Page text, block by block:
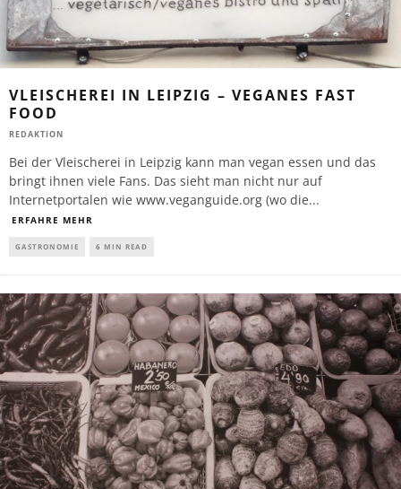
VLEISCHEREI IN LEIPZIG – VEGANES FAST
FOOD
REDAKTION
Bei der Vleischerei in Leipzig kann man vegan essen und das
bringt ihnen viele Fans. Das sieht man nicht nur auf
Internetportalen wie www.veganguide.org (wo die...
ERFAHRE MEHR
GASTRONOMIE 6 MIN READ